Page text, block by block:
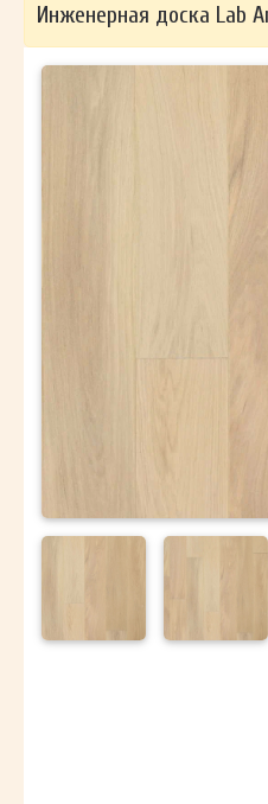
Инженерная доска Lab